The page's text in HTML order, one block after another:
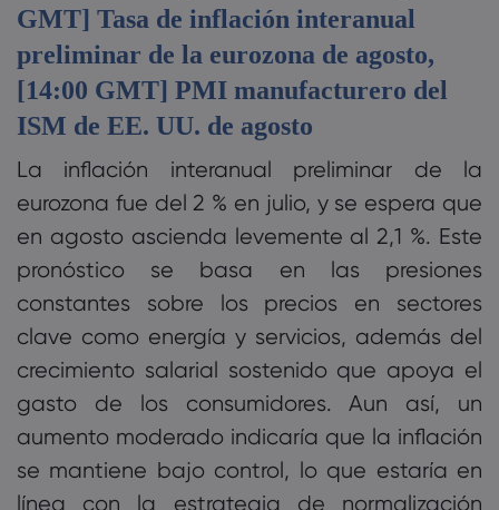
GMT] Tasa de inflación interanual
preliminar de la eurozona de agosto,
[14:00 GMT] PMI manufacturero del
ISM de EE. UU. de agosto
La inflación interanual preliminar de la
eurozona fue del 2 % en julio, y se espera que
en agosto ascienda levemente al 2,1 %. Este
pronóstico se basa en las presiones
constantes sobre los precios en sectores
clave como energía y servicios, además del
crecimiento salarial sostenido que apoya el
gasto de los consumidores. Aun así, un
aumento moderado indicaría que la inflación
se mantiene bajo control, lo que estaría en
línea con la estrategia de normalización